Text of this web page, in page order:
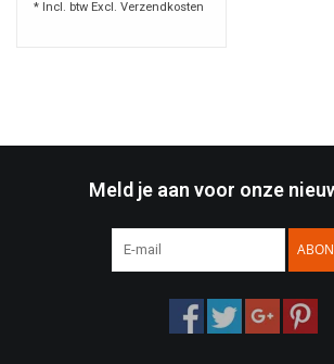
* Incl. btw Excl. Verzendkosten
Meld je aan voor onze